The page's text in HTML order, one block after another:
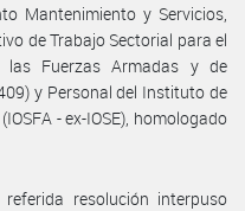
Mantenimiento y Servicios,
de Trabajo Sectorial para el
las Fuerzas Armadas y de
y Personal del Instituto de
- ex-IOSE), homologado
resolución interpuso